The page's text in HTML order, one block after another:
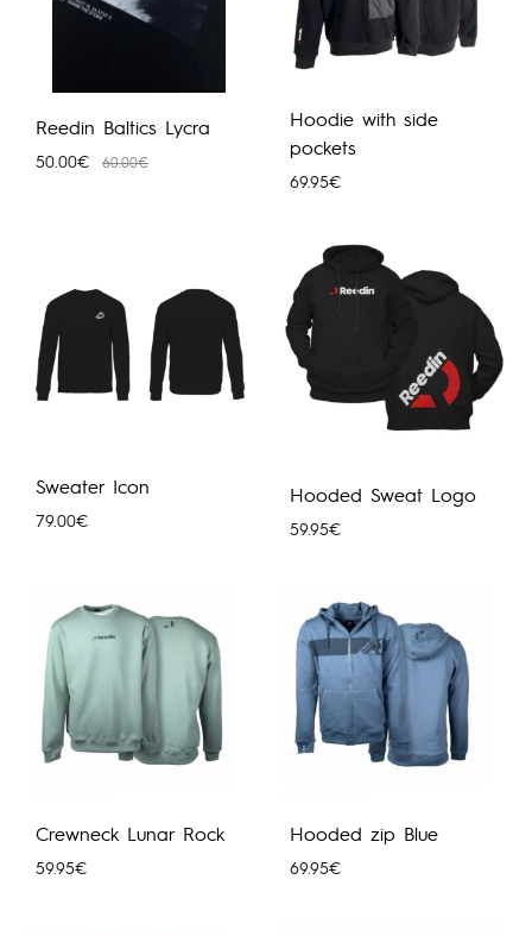
Reedin Baltics Lycra
50.00€ 60.00€
Hoodie with side
pockets
69.95€
Sweater Icon
79.00€
Hooded Sweat Logo
59.95€
Crewneck Lunar Rock
59.95€
Hooded zip Blue
69.95€